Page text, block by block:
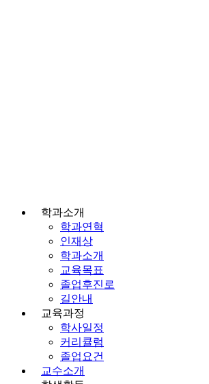
학과소개
학과연혁
인재상
학과소개
교육목표
졸업후진로
길안내
교육과정
학사일정
커리큘럼
졸업요건
교수소개